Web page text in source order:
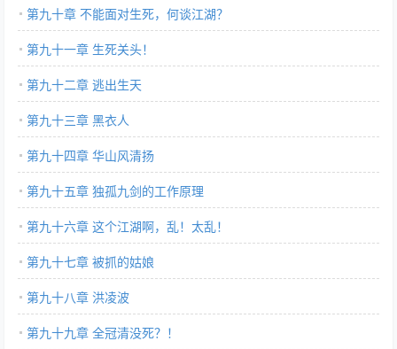
第九十章 不能面对生死，何谈江湖？
第九十一章 生死关头！
第九十二章 逃出生天
第九十三章 黑衣人
第九十四章 华山风清扬
第九十五章 独孤九剑的工作原理
第九十六章 这个江湖啊，乱！太乱！
第九十七章 被抓的姑娘
第九十八章 洪凌波
第九十九章 全冠清没死？！